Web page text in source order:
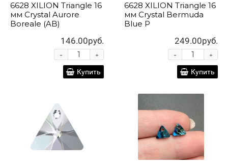
6628 XILION Triangle 16
мм Crystal Aurore
Boreale (AB)
146.00руб.
+
-
Купить
6628 XILION Triangle 16
мм Crystal Bermuda
Blue P
249.00руб.
+
-
Купить